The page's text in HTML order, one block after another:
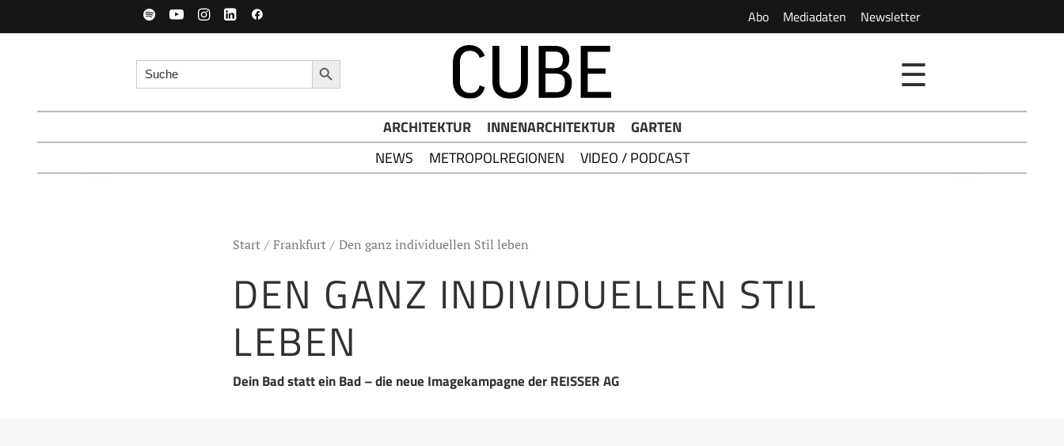
Abo Mediadaten Newsletter
Search for: Search Button ☰
ARCHITEKTUR INNENARCHITEKTUR
GARTEN
NEWS
METROPOLREGIONEN VIDEO / PODCAST
Start Frankfurt Den ganz individuellen Stil leben
DEN GANZ INDIVIDUELLEN STIL
LEBEN
Dein Bad statt ein Bad – die neue Imagekampagne der REISSER AG